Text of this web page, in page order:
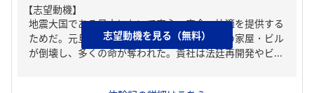
【志望動機】
地震大国である日本において安心・安全・快適を提供する
ためだ。元旦に起きた能登半島地震では多くの家屋・ビル
が倒壊し、多くの命が奪われた。貴社は法廷再開発やビ...
志望動機を見る（無料）